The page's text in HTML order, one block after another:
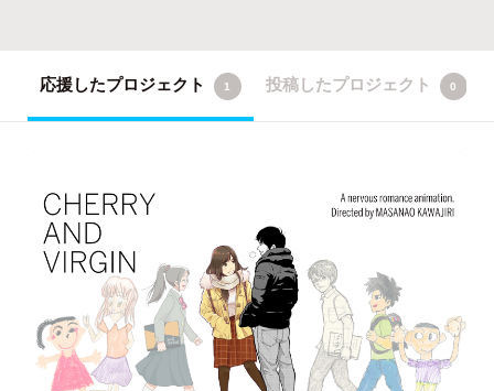
応援したプロジェクト 1 投稿したプロジェクト 0